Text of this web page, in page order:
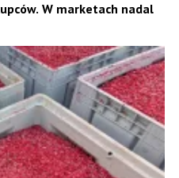
W marketach nadal